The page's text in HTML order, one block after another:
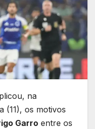
na
(11), os motivos
Garro entre os